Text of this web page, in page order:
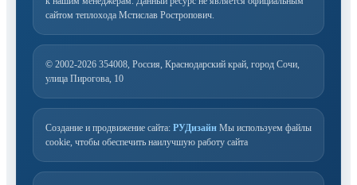
сайтом теплохода Мстислав Ростропович.
© 2002-2026 354008, Россия, Краснодарский край, город Сочи,
улица Пирогова, 10
Создание и продвижение сайта: РУДизайн Мы используем файлы
cookie, чтобы обеспечить наилучшую работу сайта